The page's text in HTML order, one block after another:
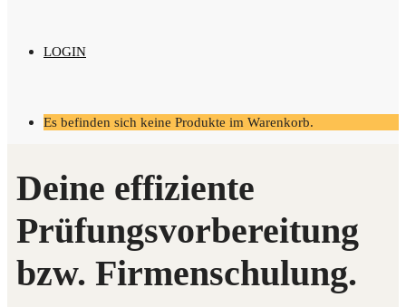
LOGIN
Es befinden sich keine Produkte im Warenkorb.